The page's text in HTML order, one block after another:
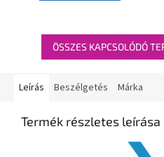
ÖSSZES KAPCSOLÓDÓ
Leírás Beszélgetés Márka
Termék részletes leírása